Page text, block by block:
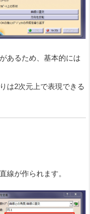
あるため、基本的には
は2次元上で表現できる
線が作られます。